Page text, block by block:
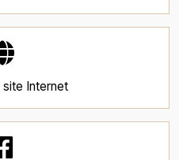
site Internet